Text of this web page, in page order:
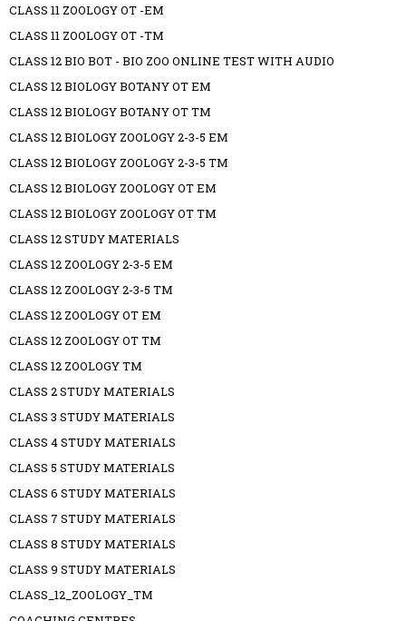
CLASS 11 ZOOLOGY OT -EM
CLASS 11 ZOOLOGY OT -TM
CLASS 12 BIO BOT - BIO ZOO ONLINE TEST WITH AUDIO
CLASS 12 BIOLOGY BOTANY OT EM
CLASS 12 BIOLOGY BOTANY OT TM
CLASS 12 BIOLOGY ZOOLOGY 2-3-5 EM
CLASS 12 BIOLOGY ZOOLOGY 2-3-5 TM
CLASS 12 BIOLOGY ZOOLOGY OT EM
CLASS 12 BIOLOGY ZOOLOGY OT TM
CLASS 12 STUDY MATERIALS
CLASS 12 ZOOLOGY 2-3-5 EM
CLASS 12 ZOOLOGY 2-3-5 TM
CLASS 12 ZOOLOGY OT EM
CLASS 12 ZOOLOGY OT TM
CLASS 12 ZOOLOGY TM
CLASS 2 STUDY MATERIALS
CLASS 3 STUDY MATERIALS
CLASS 4 STUDY MATERIALS
CLASS 5 STUDY MATERIALS
CLASS 6 STUDY MATERIALS
CLASS 7 STUDY MATERIALS
CLASS 8 STUDY MATERIALS
CLASS 9 STUDY MATERIALS
CLASS_12_ZOOLOGY_TM